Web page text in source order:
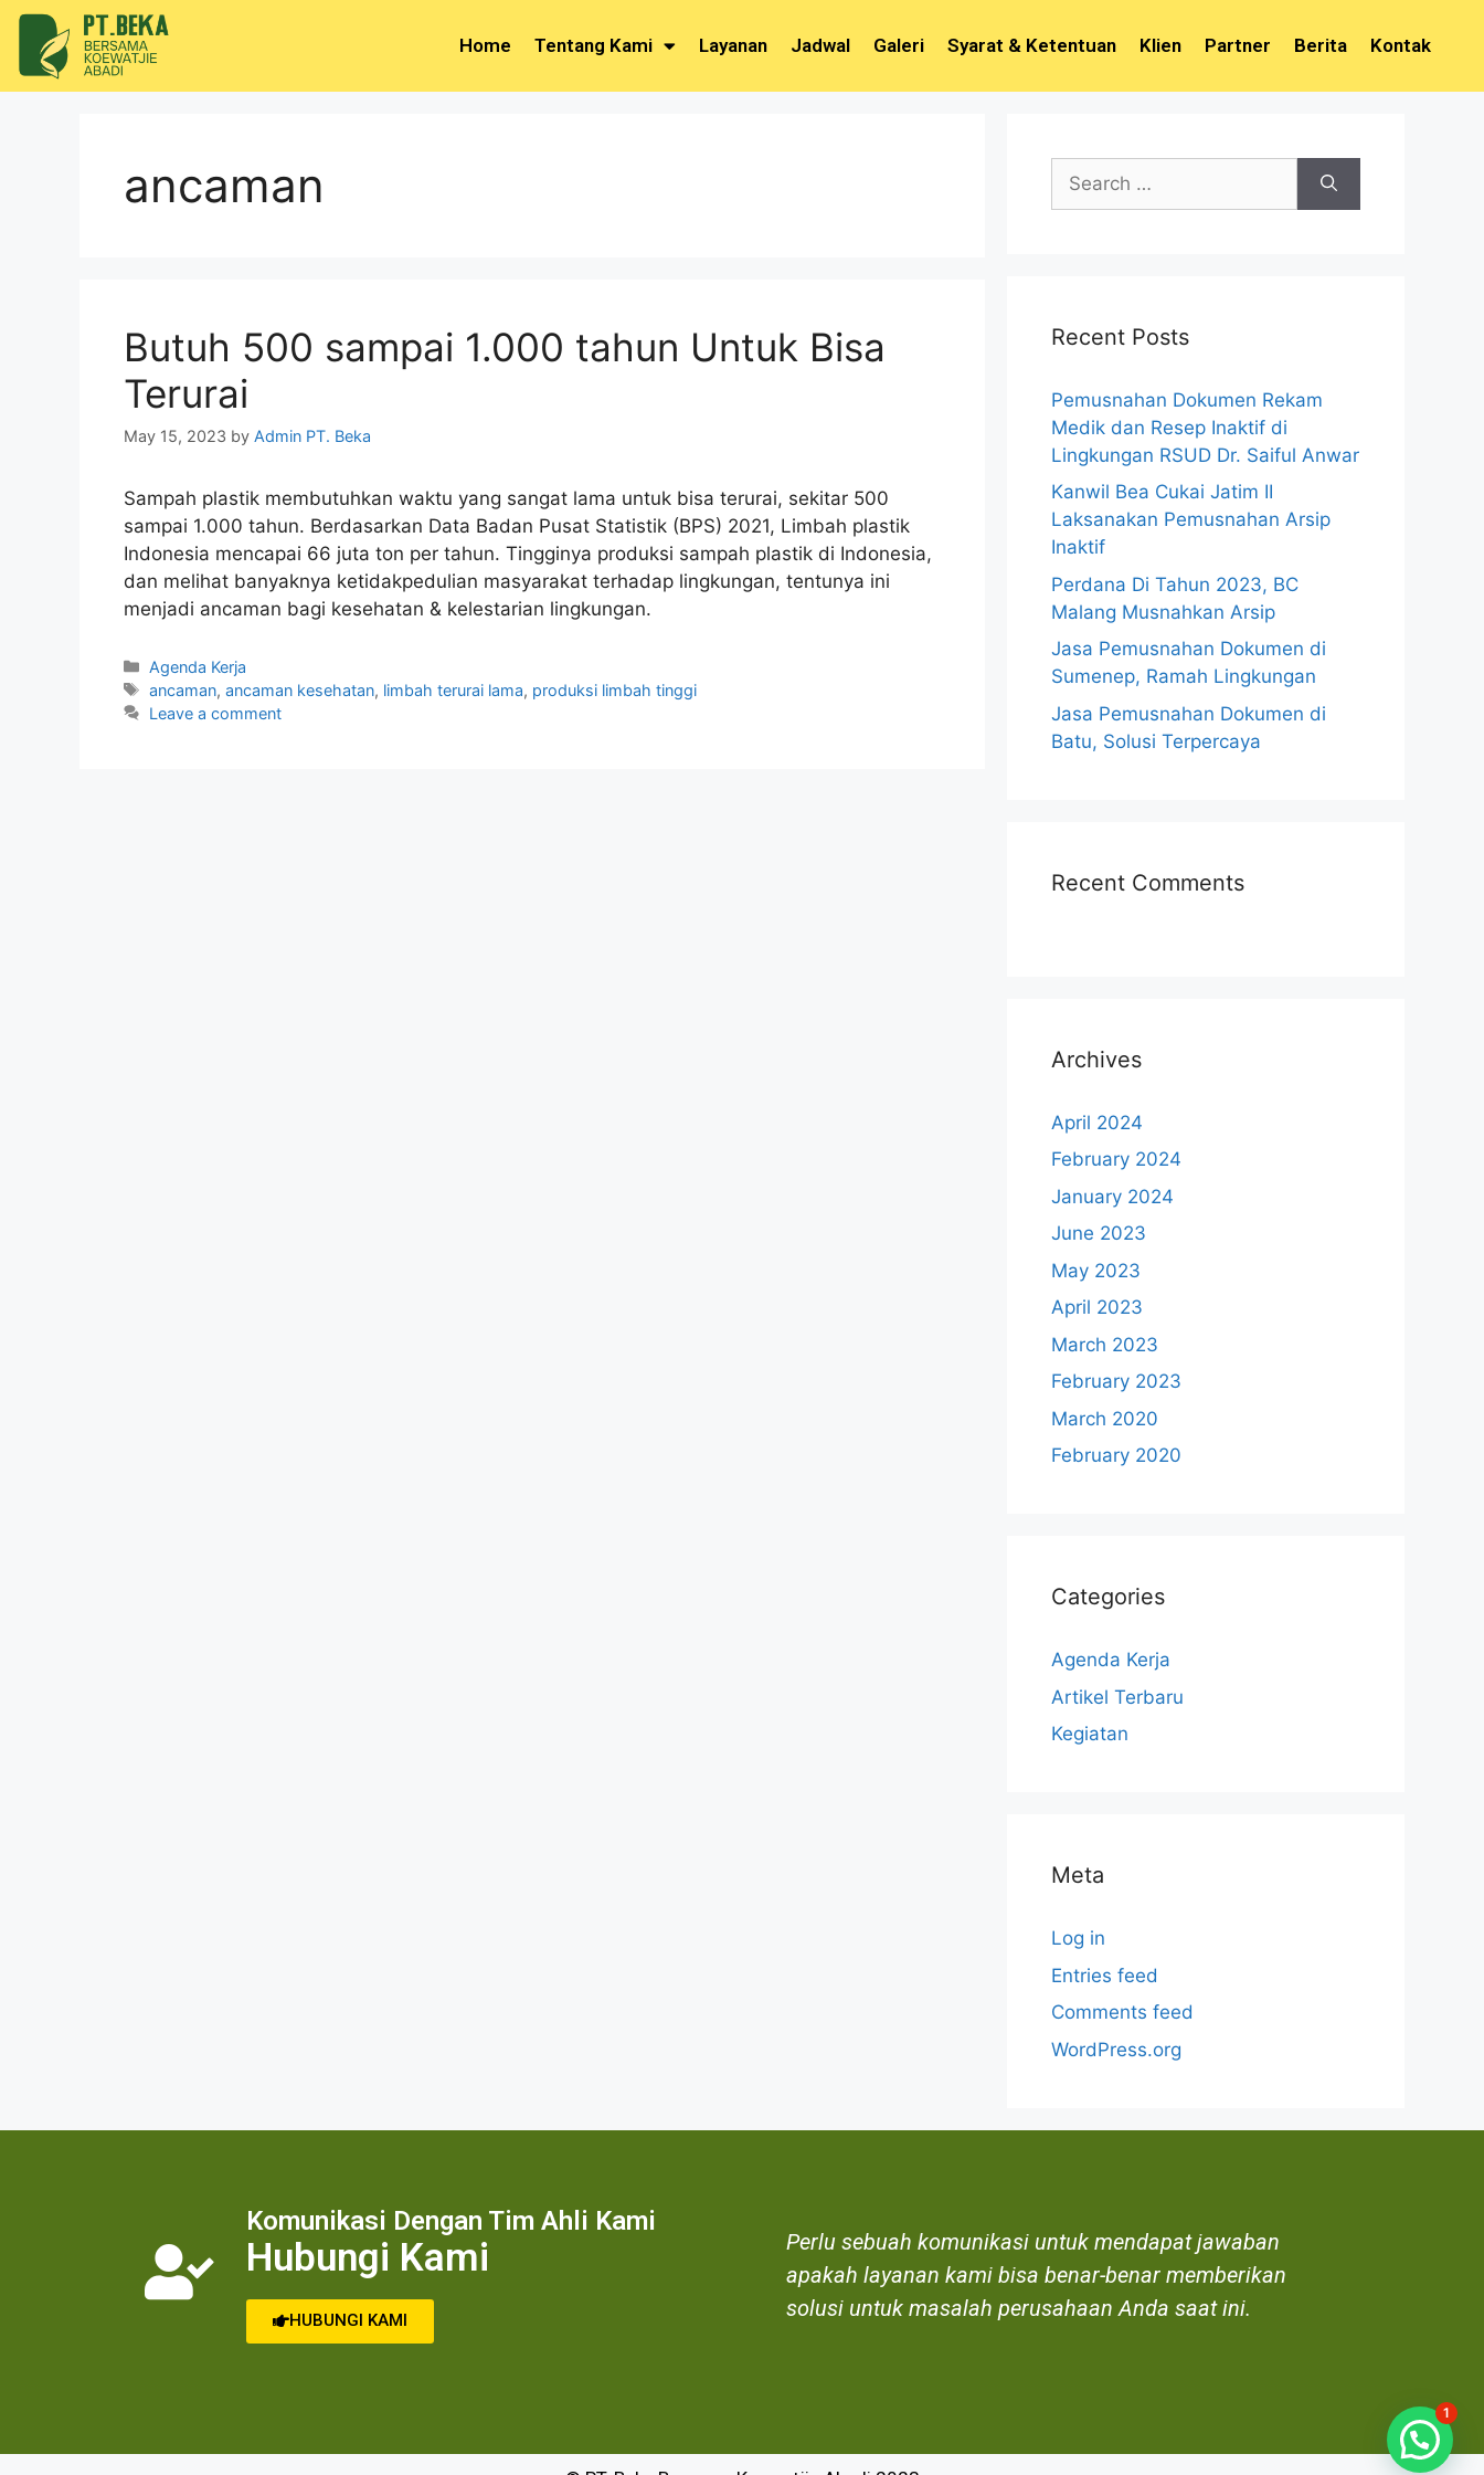
Home Tentang Kami Layanan Jadwal Galeri Syarat & Ketentuan Klien Partner Berita Kontak
ancaman
Butuh 500 sampai 1.000 tahun Untuk Bisa
Terurai
May 15, 2023 by Admin PT. Beka
Sampah plastik membutuhkan waktu yang sangat lama untuk bisa terurai, sekitar 500
sampai 1.000 tahun. Berdasarkan Data Badan Pusat Statistik (BPS) 2021, Limbah plastik
Indonesia mencapai 66 juta ton per tahun. Tingginya produksi sampah plastik di Indonesia,
dan melihat banyaknya ketidakpedulian masyarakat terhadap lingkungan, tentunya ini
menjadi ancaman bagi kesehatan & kelestarian lingkungan.
Agenda Kerja
ancaman,ancaman kesehatan, limbah terurai lama, produksi limbah tinggi
Leave a comment
Recent Posts
Pemusnahan Dokumen Rekam
Medik dan Resep Inaktif di
Lingkungan RSUD Dr. Saiful Anwar
Kanwil Bea Cukai Jatim II
Laksanakan Pemusnahan Arsip
Inaktif
Perdana Di Tahun 2023, BC
Malang Musnahkan Arsip
Jasa Pemusnahan Dokumen di
Sumenep, Ramah Lingkungan
Jasa Pemusnahan Dokumen di
Batu, Solusi Terpercaya
Recent Comments
Archives
April 2024
February 2024
January 2024
June 2023
May 2023
April 2023
March 2023
February 2023
March 2020
February 2020
Categories
Agenda Kerja
Artikel Terbaru
Kegiatan
Meta
Log in
Entries feed
Comments feed
WordPress.org
Komunikasi Dengan Tim Ahli Kami
Hubungi Kami
HUBUNGI KAMI
Perlu sebuah komunikasi untuk mendapat jawaban
apakah layanan kami bisa benar-benar memberikan
solusi untuk masalah perusahaan Anda saat ini.
1